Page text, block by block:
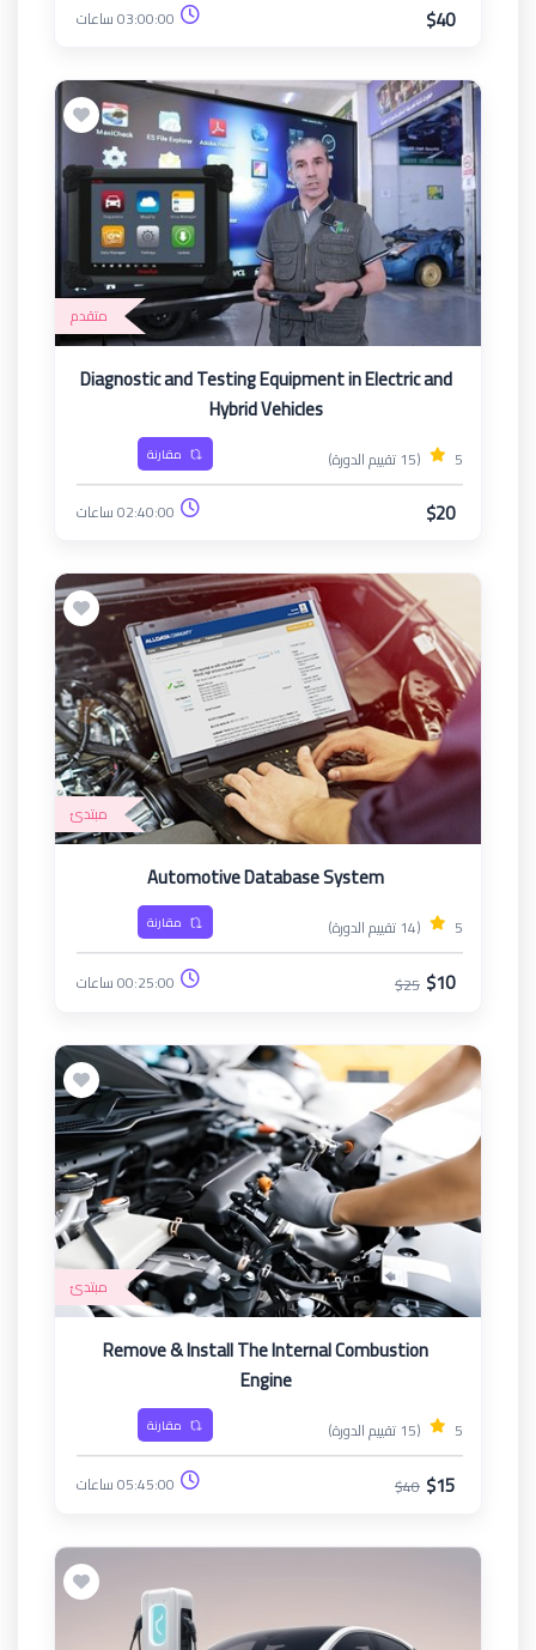
$40 03:00:00 ساعات
متقدم
Diagnostic and Testing Equipment in Electric and
Hybrid Vehicles
5 (15 تقييم الدورة) مقارنة
$20 02:40:00 ساعات
مبتدئ
Automotive Database System
5 (14 تقييم الدورة) مقارنة
$10
$25 00:25:00 ساعات
مبتدئ
Remove & Install The Internal Combustion
Engine
5 (15 تقييم الدورة) مقارنة
$15
$40 05:45:00 ساعات